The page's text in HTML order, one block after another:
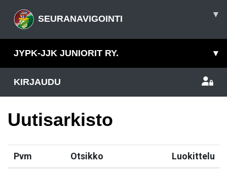
SEURANAVIGOINTI ▾
JYPK-JJK JUNIORIT RY. ▾
KIRJAUDU
Uutisarkisto
Pvm Otsikko Luokittelu